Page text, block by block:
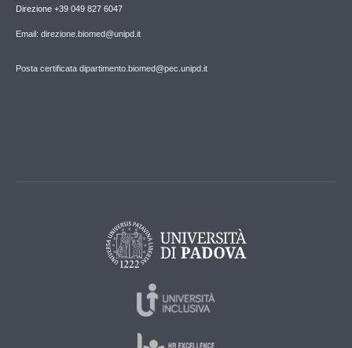
Direzione +39 049 827 6047
Email: direzione.biomed@unipd.it
Posta certificata dipartimento.biomed@pec.unipd.it